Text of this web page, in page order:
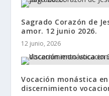
Sagrado Corazón de
amor. 12 junio 2026.
12 junio, 2026
Vocación monástica
discernimiento